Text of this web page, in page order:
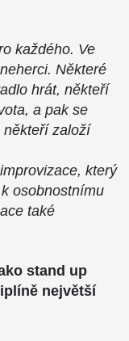
každého. Ve
Některé
hrát, někteří
a pak se
někteří založí
který
osobnostnímu
také
stand up
největší